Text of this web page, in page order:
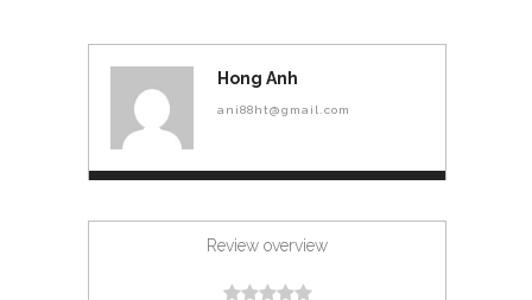
Hong Anh
ani88ht@gmail.com
Review overview